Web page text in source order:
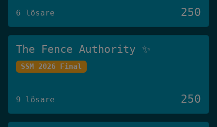
6 lösare 250
The Fence Authority ✨
SSM 2026 Final
9 lösare 250